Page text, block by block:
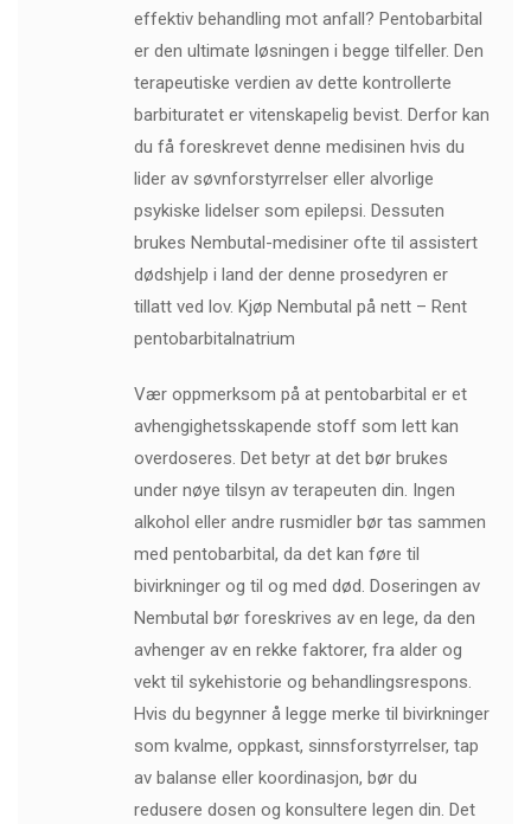
effektiv behandling mot anfall? Pentobarbital
er den ultimate løsningen i begge tilfeller. Den
terapeutiske verdien av dette kontrollerte
barbituratet er vitenskapelig bevist. Derfor kan
du få foreskrevet denne medisinen hvis du
lider av søvnforstyrrelser eller alvorlige
psykiske lidelser som epilepsi. Dessuten
brukes Nembutal-medisiner ofte til assistert
dødshjelp i land der denne prosedyren er
tillatt ved lov. Kjøp Nembutal på nett – Rent
pentobarbitalnatrium
Vær oppmerksom på at pentobarbital er et
avhengighetsskapende stoff som lett kan
overdoseres. Det betyr at det bør brukes
under nøye tilsyn av terapeuten din. Ingen
alkohol eller andre rusmidler bør tas sammen
med pentobarbital, da det kan føre til
bivirkninger og til og med død. Doseringen av
Nembutal bør foreskrives av en lege, da den
avhenger av en rekke faktorer, fra alder og
vekt til sykehistorie og behandlingsrespons.
Hvis du begynner å legge merke til bivirkninger
som kvalme, oppkast, sinnsforstyrrelser, tap
av balanse eller koordinasjon, bør du
redusere dosen og konsultere legen din. Det